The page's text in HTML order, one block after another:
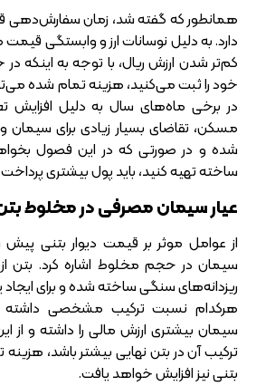
همانطور که گفته شد، زمان سفارش‌دهی
دارد. به دلیل نوسانات ارز و وابستگی قیمت
کم‌تر شدن ارزش ریال، با توجه به اینکه
خود را ثبت می‌کنید، هزینه تمام شده
در برخی ماه‌های سال به دلیل
مسکن، تقاضای بسیار زیادی برای
شده و در صورتی که در این فصول
ساخته تهیه کنید، باید پول بیشتری
عیار سیمان مصرفی در مخلوط
از عوامل موثر بر قیمت دیوار بتنی
سیمان در حجم مخلوط اشاره کرد. بتن
ریزدانه‌های سنگی ساخته شده و برای
هرکدام نسبت ترکیب مشخصی داشته
سیمان بیشتری ارزش مالی را داشته و از
ترکیب آن در بتن نهایی بیشتر باشد،
بتنی نیز افزایش خواهد یافت.